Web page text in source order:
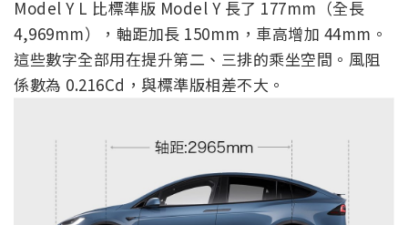
Model Y L 比標準版 Model Y 長了 177mm（全長
4,969mm），軸距加長 150mm，車高增加 44mm。
這些數字全部用在提升第二、三排的乘坐空間。風阻
係數為 0.216Cd，與標準版相差不大。